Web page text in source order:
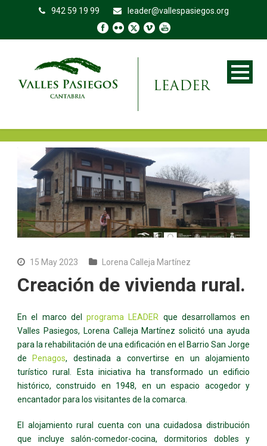
942 59 19 99 leader@vallespasiegos.org
15 May 2023 Lorena Calleja Martínez
Creación de vivienda rural.
En el marco del programa LEADER que desarrollamos en
Valles Pasiegos, Lorena Calleja Martínez solicitó una ayuda
para la rehabilitación de una edificación en el Barrio San Jorge
de Penagos, destinada a convertirse en un alojamiento
turístico rural. Esta iniciativa ha transformado un edificio
histórico, construido en 1948, en un espacio acogedor y
encantador para los visitantes de la comarca.
El alojamiento rural cuenta con una cuidadosa distribución
que incluye salón-comedor-cocina, dormitorios dobles y